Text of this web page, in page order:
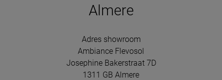
Almere
Adres showroom
Ambiance Flevosol
Josephine Bakerstraat 7D
1311 GB Almere